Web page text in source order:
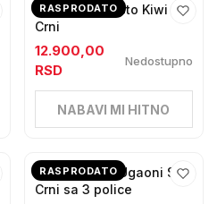
RASPRODATO
Ugaoni radni sto Kiwi
Crni
12.900,00
RSD
Nedostupno
NABAVI MI HITNO
RASPRODATO
Kancelarijski Ugaoni Sto
Crni sa 3 police